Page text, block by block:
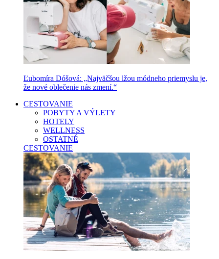
Ľubomíra Dóšová: „Najväčšou lžou módneho priemyslu je,
že nové oblečenie nás zmení.“
CESTOVANIE
POBYTY A VÝLETY
HOTELY
WELLNESS
OSTATNÉ
CESTOVANIE